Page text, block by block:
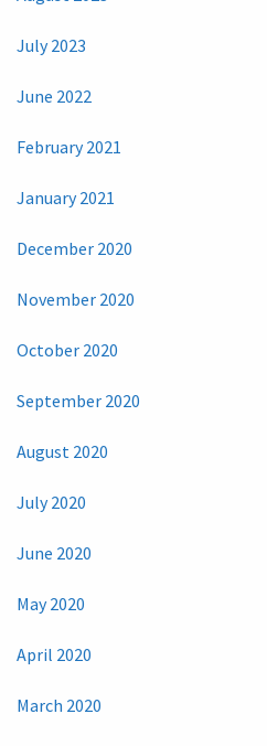
July 2023
June 2022
February 2021
January 2021
December 2020
November 2020
October 2020
September 2020
August 2020
July 2020
June 2020
May 2020
April 2020
March 2020